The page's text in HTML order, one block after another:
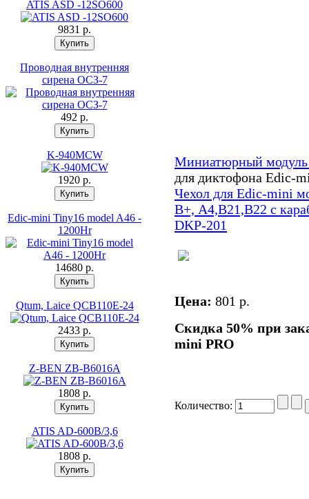
ATIS ASD -12SO600
9831 p.
Проводная внутренняя
сирена ОСЗ-7
492 p.
K-940MCW
1920 p.
Edic-mini Tiny16 model A46 -
1200Hr
14680 p.
Qtum, Laice QCB110E-24
2433 p.
Z-BEN ZB-B6016A
1808 p.
ATIS AD-600B/3,6
1808 p.
Миниатюрный
для диктофона Edic-
Чехол для Edic-mini
В+, А4,В21,В22 с
DKP-201
Цена: 801 p.
Скидка 50% при
mini PRO
Количество: